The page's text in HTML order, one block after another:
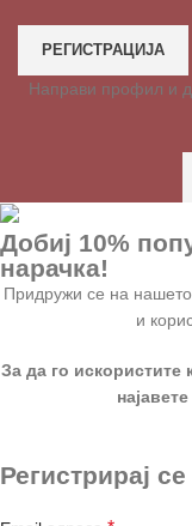
РЕГИСТРАЦИЈА
Направи профил и
Добиј 10%
нарачка!
Придружи се на нашето
и
За да го искористите
Регистрирај се